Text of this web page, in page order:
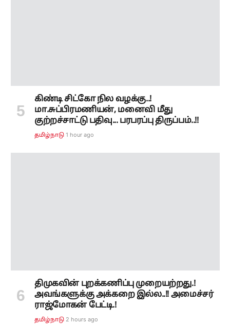
கிண்டி சிட்கோ நில வழக்கு..!
மா.சுப்பிரமணியன், மனைவி மீது
குற்றச்சாட்டு பதிவு... பரபரப்பு திருப்பம்..!!
தமிழ்நாடு 1 hour ago
திமுகவின் புறக்கணிப்பு முறையற்றது.!
அவங்களுக்கு அக்கறை இல்ல..!! அமைச்சர்
ராஜ்மோகன் பேட்டி.!
தமிழ்நாடு 2 hours ago